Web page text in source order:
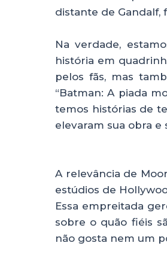
distante de Gandalf,
Na verdade,
história em
pelos fãs, mas
“Batman: A piada
temos histórias de
elevaram sua obra
A relevância de
estúdios de
Essa empreitada
sobre o quão fiéis
não gosta nem um